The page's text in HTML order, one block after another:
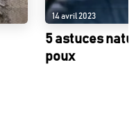
14 avril 2023
5 astuces
poux